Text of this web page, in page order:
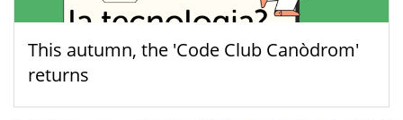
This autumn, the 'Code Club Canòdrom'
returns